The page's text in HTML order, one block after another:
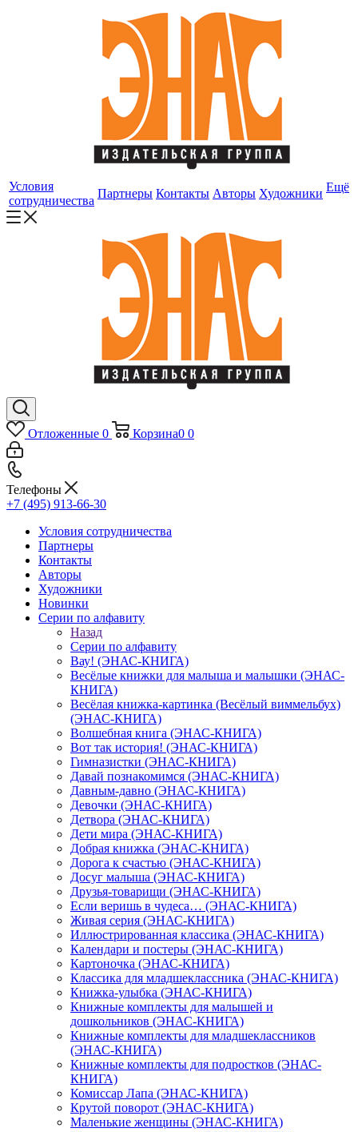
Условия
сотрудничества
Партнеры Контакты Авторы Художники Ещё
Отложенные 0 Корзина0 0
Телефоны
+7 (495) 913-66-30
Условия сотрудничества
Партнеры
Контакты
Авторы
Художники
Новинки
Серии по алфавиту
Назад
Серии по алфавиту
Вау! (ЭНАС-КНИГА)
Весёлые книжки для малыша и малышки (ЭНАС-
КНИГА)
Весёлая книжка-картинка (Весёлый виммельбух)
(ЭНАС-КНИГА)
Волшебная книга (ЭНАС-КНИГА)
Вот так история! (ЭНАС-КНИГА)
Гимназистки (ЭНАС-КНИГА)
Давай познакомимся (ЭНАС-КНИГА)
Давным-давно (ЭНАС-КНИГА)
Девочки (ЭНАС-КНИГА)
Детвора (ЭНАС-КНИГА)
Дети мира (ЭНАС-КНИГА)
Добрая книжка (ЭНАС-КНИГА)
Дорога к счастью (ЭНАС-КНИГА)
Досуг малыша (ЭНАС-КНИГА)
Друзья-товарищи (ЭНАС-КНИГА)
Если веришь в чудеса… (ЭНАС-КНИГА)
Живая серия (ЭНАС-КНИГА)
Иллюстрированная классика (ЭНАС-КНИГА)
Календари и постеры (ЭНАС-КНИГА)
Картоночка (ЭНАС-КНИГА)
Классика для младшеклассника (ЭНАС-КНИГА)
Книжка-улыбка (ЭНАС-КНИГА)
Книжные комплекты для малышей и
дошкольников (ЭНАС-КНИГА)
Книжные комплекты для младшеклассников
(ЭНАС-КНИГА)
Книжные комплекты для подростков (ЭНАС-
КНИГА)
Комиссар Лапа (ЭНАС-КНИГА)
Крутой поворот (ЭНАС-КНИГА)
Маленькие женщины (ЭНАС-КНИГА)